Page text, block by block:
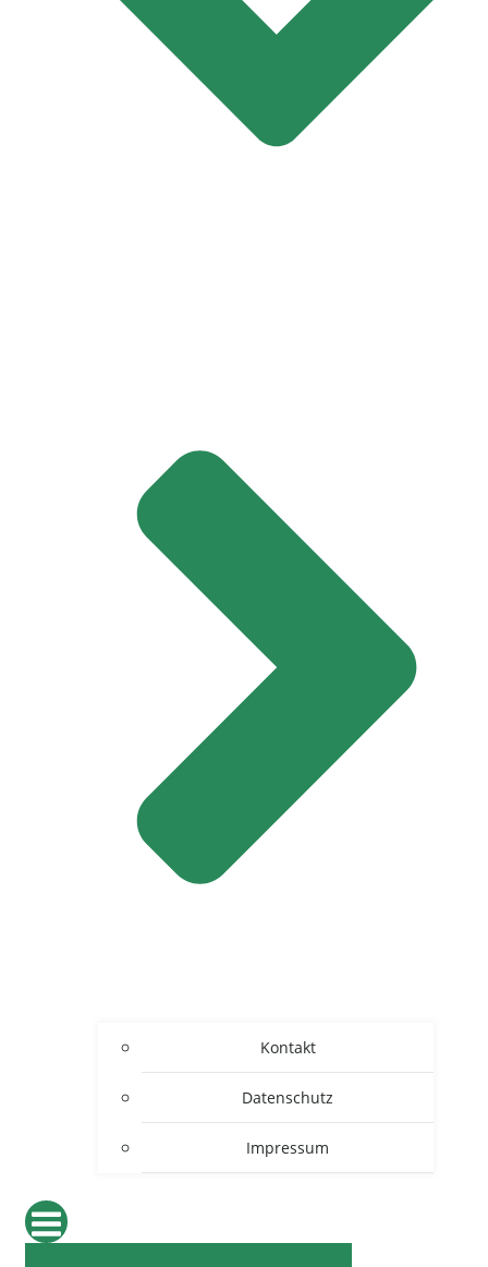
Kontakt
Datenschutz
Impressum